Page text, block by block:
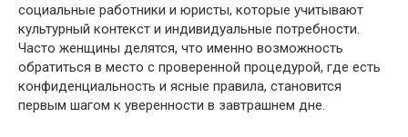
социальные работники и юристы, которые учитывают
культурный контекст и индивидуальные потребности.
Часто женщины делятся, что именно возможность
обратиться в место с проверенной процедурой, где есть
конфиденциальность и ясные правила, становится
первым шагом к уверенности в завтрашнем дне.